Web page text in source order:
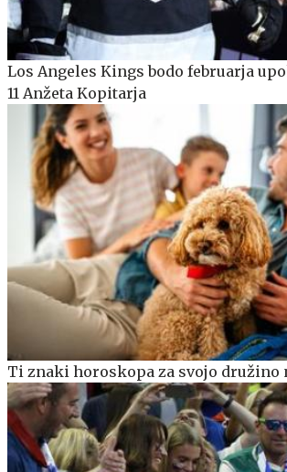
Los Angeles Kings bodo februarja
11 Anžeta Kopitarja
Ti znaki horoskopa za svojo družino